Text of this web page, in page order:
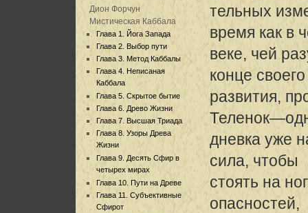
Дион Форчун
Мистическая Каббала
Глава 1. Йога Запада
Глава 2. Выбор пути
Глава 3. Метод Каббалы
Глава 4. Неписаная
Каббала
Глава 5. Скрытое бытие
Глава 6. Древо Жизни
Глава 7. Высшая Триада
Глава 8. Узоры Древа
Жизни
Глава 9. Десять Сфир в
четырех мирах
Глава 10. Пути на Древе
Глава 11. Субъективные
Сфирот
тельных
время как в
веке, чей
конце своего
развития,
дневка уже
сила, чтобы
стоять на
опасностей,